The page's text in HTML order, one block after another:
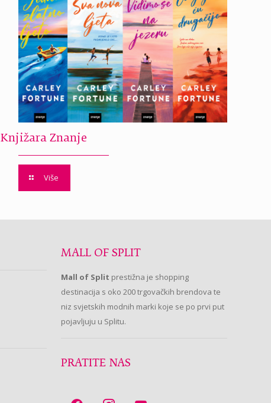
Knjižara Znanje
Više
MALL OF SPLIT
Mall of Split prestižna je shopping
destinacija s oko 200 trgovačkih brendova te
niz svjetskih modnih marki koje se po prvi put
pojavljuju u Splitu.
PRATITE NAS